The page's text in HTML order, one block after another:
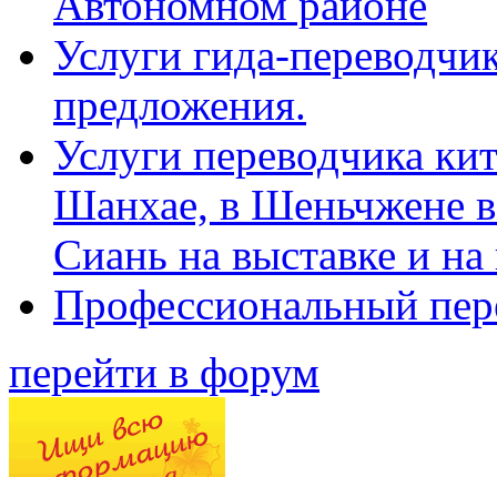
Услуги гида-
предложения.
Услуги переводчика
Шанхае, в Шеньчжене
Сиань на выставке и
Профессиональный
перейти в форум